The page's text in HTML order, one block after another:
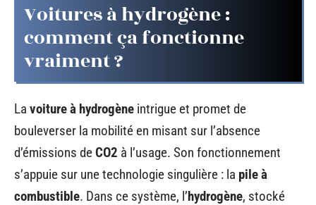
Voitures à hydrogène :
comment ça fonctionne
vraiment ?
La voiture à hydrogène intrigue et promet de
bouleverser la mobilité en misant sur l’absence
d’émissions deCO2 à l’usage. Son fonctionnement
s’appuie sur une technologie singulière : la pile à
combustible. Dans ce système, l’hydrogène, stocké